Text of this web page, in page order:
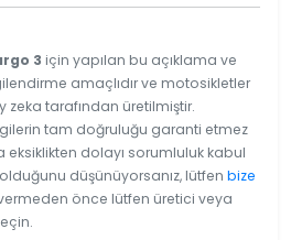
3 için yapılan bu açıklama ve
amaçlıdır ve motosikletler
zeka tarafından üretilmiştir.
tam doğruluğu garanti etmez
dolayı sorumluluk kabul
olduğunu düşünüyorsanız, lütfen bize
önce lütfen üretici veya